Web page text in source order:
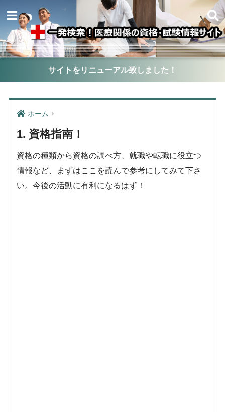
サイトをリニューアル致しました！
ホーム
1. 資格指南！
資格の種類から資格の調べ方、就職や転職に役立つ
情報など、まずはここを読んで参考にしてみて下さ
い。今後の活動に有利になるはず！